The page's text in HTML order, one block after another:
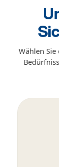
Wählen